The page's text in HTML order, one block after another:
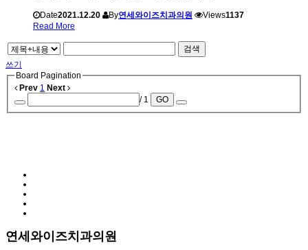
Date2021.12.20 By연세와이즈치과의원 Views1137
Read More
검색
쓰기
Board Pagination
Prev 1 Next
/ 1
GO
연세와이즈치과의원